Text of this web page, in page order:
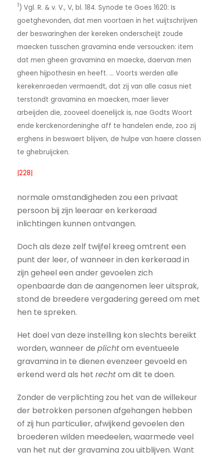
1) Vgl. R. & v. V., V, bl. 184. Synode te Goes 1620: Is
goetghevonden, dat men voortaen in het vuijtschrijven
der beswaringhen der kereken onderscheijt zoude
maecken tusschen gravamina ende versoucken: item
dat men gheen gravamina en maecke, daervan men
gheen hijpothesin en heeft. … Voorts werden alle
kerekenraeden vermaendt, dat zij van alle casus niet
terstondt gravamina en maecken, maer liever
arbeijden die, zooveel doenelijck is, nae Godts Woort
ende kerckenordeninghe aff te handelen ende, zoo zij
erghens in beswaert blijven, de hulpe van haere classen
te ghebruijcken.
|228|
normale omstandigheden zou een privaat
persoon bij zijn leeraar en kerkeraad
inlichtingen kunnen ontvangen.
Doch als deze zelf twijfel kreeg omtrent een
punt der leer, of wanneer in den kerkeraad in
zijn geheel een ander gevoelen zich
openbaarde dan de aangenomen leer uitsprak,
stond de breedere vergadering gereed om met
hen te spreken.
Het doel van deze instelling kon slechts bereikt
worden, wanneer de plichtom eventueele
gravamina in te dienen evenzeer gevoeld en
erkend werd als het rechtom dit te doen.
Zonder de verplichting zou het van de willekeur
der betrokken personen afgehangen hebben
of zij hun particulier, afwijkend gevoelen den
broederen wilden meedeelen, waarmede veel
van het nut der gravamina zou uitblijven. Want